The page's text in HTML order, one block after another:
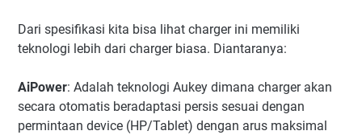
Dari spesifikasi kita bisa lihat charger ini memiliki
teknologi lebih dari charger biasa. Diantaranya:
AiPower: Adalah teknologi Aukey dimana charger akan
secara otomatis beradaptasi persis sesuai dengan
permintaan device (HP/Tablet) dengan arus maksimal